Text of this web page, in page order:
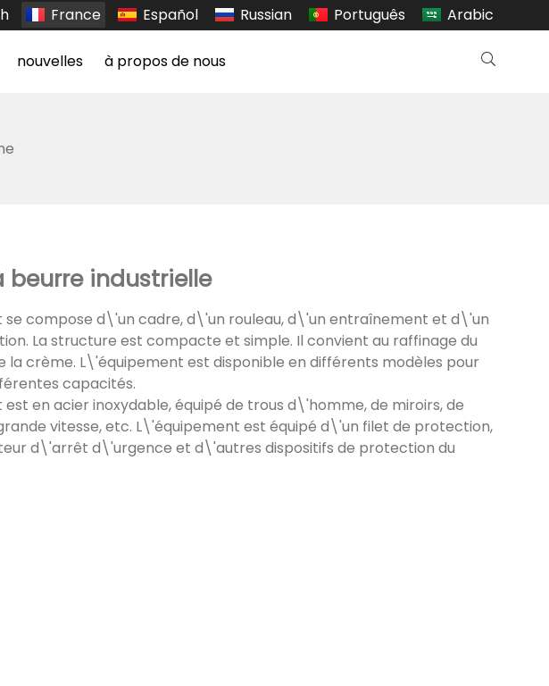
France Español Russian Português Arabic
nouvelles à propos de nous
beurre industrielle
se compose d\'un cadre, d\'un rouleau, d\'un entraînement et d\'un
La structure est compacte et simple. Il convient au raffinage du
la crème. L\'équipement est disponible en différents modèles pour
capacités.
en acier inoxydable, équipé de trous d\'homme, de miroirs, de
vitesse, etc. L\'équipement est équipé d\'un filet de protection,
d\'arrêt d\'urgence et d\'autres dispositifs de protection du